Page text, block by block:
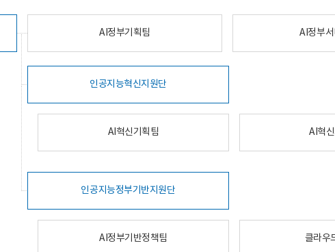
AI정부기획팀 AI정부
인공지능혁신지원단
AI혁신기획팀 AI혁
인공지능정부기반지원단
AI정부기반정책팀 클라우